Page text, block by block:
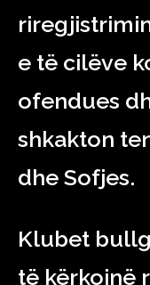
e të cilëve
ofendues
shkakton
dhe Sofjes.
Klubet
të kërkojnë